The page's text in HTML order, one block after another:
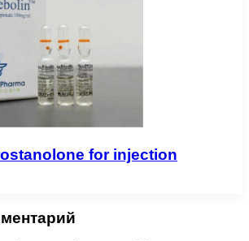
for injection